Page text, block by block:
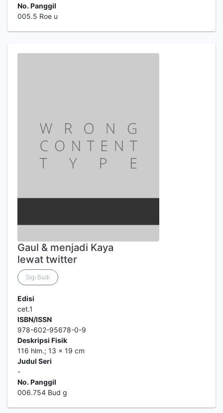
No. Panggil
005.5 Roe u
Gaul & menjadi Kaya
lewat twitter
Sigi Budi
Edisi
cet.1
ISBN/ISSN
978-602-95678-0-9
Deskripsi Fisik
116 hlm.; 13 x 19 cm
Judul Seri
-
No. Panggil
006.754 Bud g